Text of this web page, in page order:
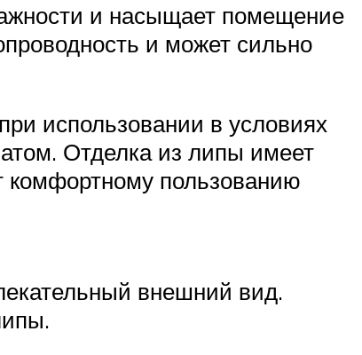
и насыщает помещение
и может сильно
использовании в условиях
Отделка из липы имеет
комфортному пользованию
внешний вид.